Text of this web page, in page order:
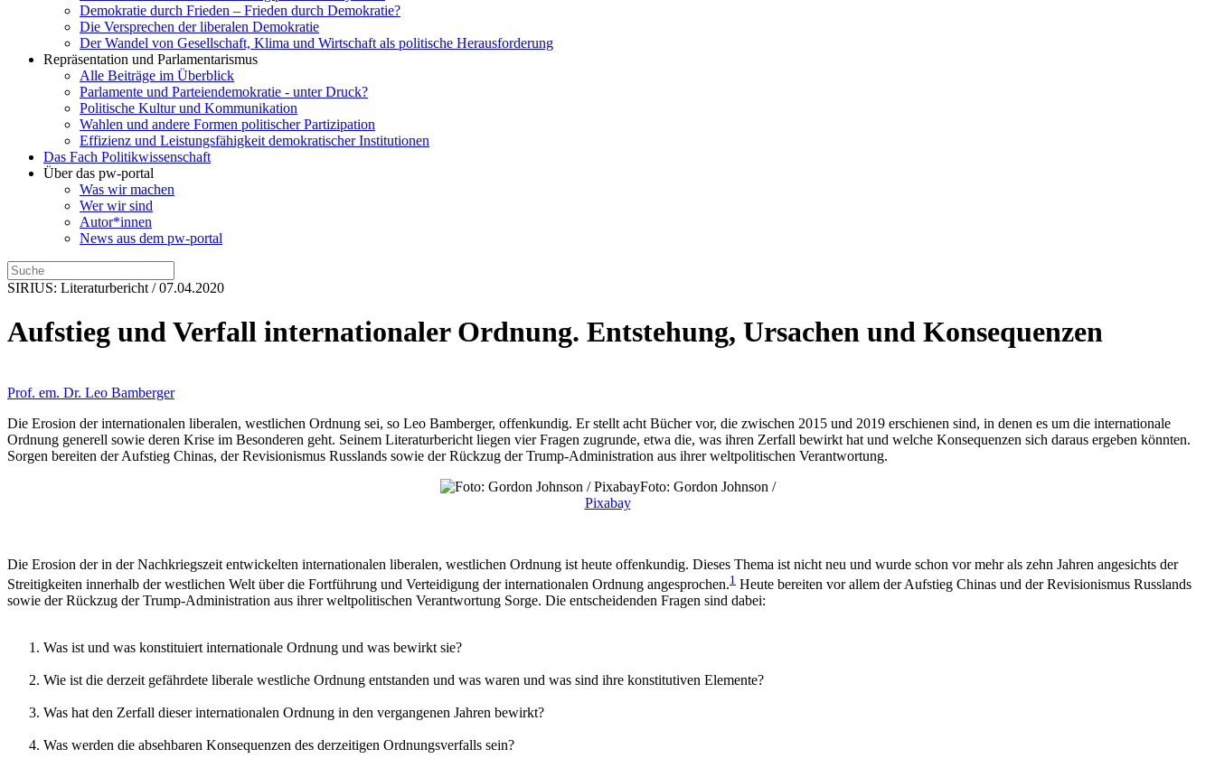
Demokratie durch Frieden – Frieden durch Demokratie?
Die Versprechen der liberalen Demokratie
Der Wandel von Gesellschaft, Klima und Wirtschaft als politische Herausforderung
Repräsentation und Parlamentarismus
Alle Beiträge im Überblick
Parlamente und Parteiendemokratie - unter Druck?
Politische Kultur und Kommunikation
Wahlen und andere Formen politischer Partizipation
Effizienz und Leistungsfähigkeit demokratischer Institutionen
Das Fach Politikwissenschaft
Über das pw-portal
Was wir machen
Wer wir sind
Autor*innen
News aus dem pw-portal
SIRIUS: Literaturbericht / 07.04.2020
Aufstieg und Verfall internationaler Ordnung. Entstehung, Ursachen und Konsequenzen
Prof. em. Dr. Leo Bamberger
Die Erosion der internationalen liberalen, westlichen Ordnung sei, so Leo Bamberger, offenkundig. Er stellt acht Bücher vor, die zwischen 2015 und 2019 erschienen sind, in denen es um die internationale
Ordnung generell sowie deren Krise im Besonderen geht. Seinem Literaturbericht liegen vier Fragen zugrunde, etwa die, was ihren Zerfall bewirkt hat und welche Konsequenzen sich daraus ergeben könnten.
Sorgen bereiten der Aufstieg Chinas, der Revisionismus Russlands sowie der Rückzug der Trump-Administration aus ihrer weltpolitischen Verantwortung.
Foto: Gordon Johnson /
Pixabay
Die Erosion der in der Nachkriegszeit entwickelten internationalen liberalen, westlichen Ordnung ist heute offenkundig. Dieses Thema ist nicht neu und wurde schon vor mehr als zehn Jahren angesichts der
Streitigkeiten innerhalb der westlichen Welt über die Fortführung und Verteidigung der internationalen Ordnung angesprochen.1 Heute bereiten vor allem der Aufstieg Chinas und der Revisionismus Russlands
sowie der Rückzug der Trump-Administration aus ihrer weltpolitischen Verantwortung Sorge. Die entscheidenden Fragen sind dabei:
Was ist und was konstituiert internationale Ordnung und was bewirkt sie?
Wie ist die derzeit gefährdete liberale westliche Ordnung entstanden und was waren und was sind ihre konstitutiven Elemente?
Was hat den Zerfall dieser internationalen Ordnung in den vergangenen Jahren bewirkt?
Was werden die absehbaren Konsequenzen des derzeitigen Ordnungsverfalls sein?